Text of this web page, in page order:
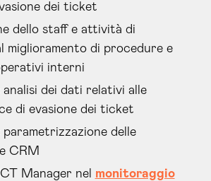
dei ticket
dello staff e attività di
miglioramento di procedure e
interni
analisi dei dati relativi alle
di evasione dei ticket
parametrizzazione delle
CRM
Manager nel monitoraggio